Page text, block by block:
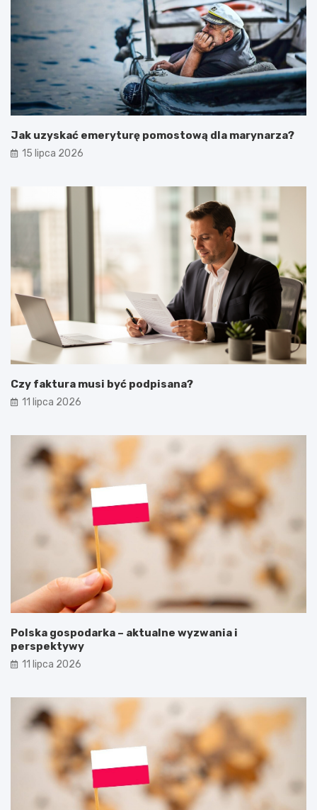
Jak uzyskać emeryturę pomostową dla marynarza?
15 lipca 2026
Czy faktura musi być podpisana?
11 lipca 2026
Polska gospodarka – aktualne wyzwania i
perspektywy
11 lipca 2026